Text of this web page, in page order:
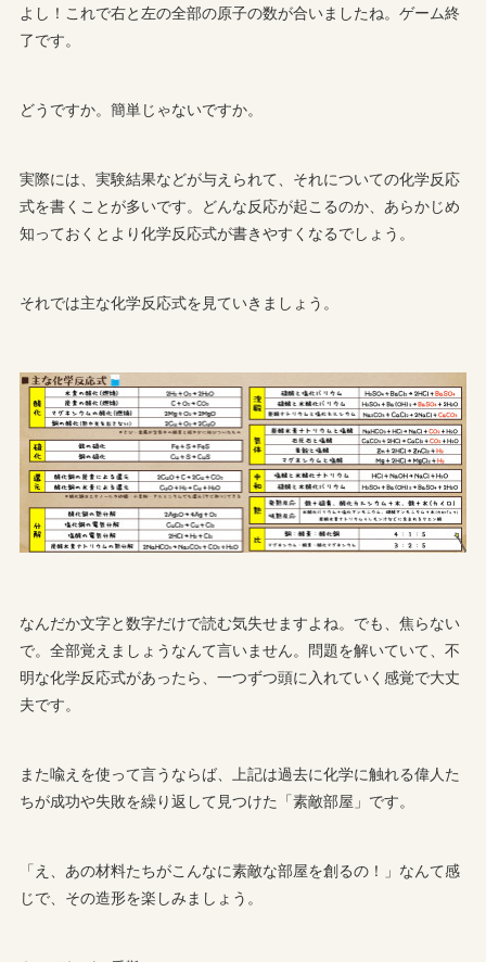
よし！これで右と左の全部の原子の数が合いましたね。ゲーム終
了です。
どうですか。簡単じゃないですか。
実際には、実験結果などが与えられて、それについての化学反応
式を書くことが多いです。どんな反応が起こるのか、あらかじめ
知っておくとより化学反応式が書きやすくなるでしょう。
それでは主な化学反応式を見ていきましょう。
なんだか文字と数字だけで読む気失せますよね。でも、焦らない
で。全部覚えましょうなんて言いません。問題を解いていて、不
明な化学反応式があったら、一つずつ頭に入れていく感覚で大丈
夫です。
また喩えを使って言うならば、上記は過去に化学に触れる偉人た
ちが成功や失敗を繰り返して見つけた「素敵部屋」です。
「え、あの材料たちがこんなに素敵な部屋を創るの！」なんて感
じで、その造形を楽しみましょう。